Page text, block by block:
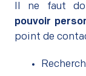
Il ne faut
pouvoir
point de